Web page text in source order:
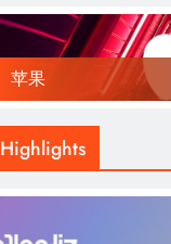
苹果
Highlights